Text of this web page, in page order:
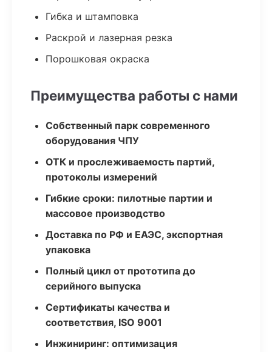
Гибка и штамповка
Раскрой и лазерная резка
Порошковая окраска
Преимущества работы с нами
Собственный парк современного
оборудования ЧПУ
ОТК и прослеживаемость партий,
протоколы измерений
Гибкие сроки: пилотные партии и
массовое производство
Доставка по РФ и ЕАЭС, экспортная
упаковка
Полный цикл от прототипа до
серийного выпуска
Сертификаты качества и
соответствия, ISO 9001
Инжиниринг: оптимизация